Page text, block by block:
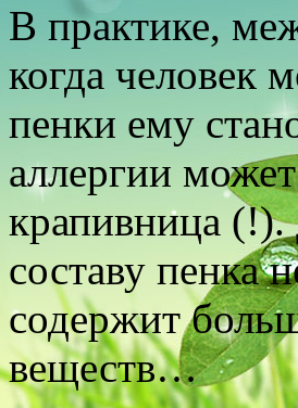
В практике,
когда человек
пенки ему
аллергии
крапивница
составу пенка
содержит
веществ…